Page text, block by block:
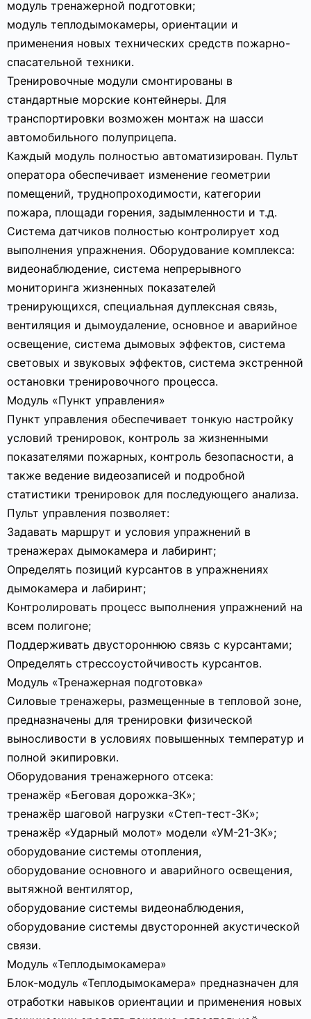
модуль тренажерной подготовки;
модуль теплодымокамеры, ориентации и
применения новых технических средств пожарно-
спасательной техники.
Тренировочные модули смонтированы в
стандартные морские контейнеры. Для
транспортировки возможен монтаж на шасси
автомобильного полуприцепа.
Каждый модуль полностью автоматизирован. Пульт
оператора обеспечивает изменение геометрии
помещений, труднопроходимости, категории
пожара, площади горения, задымленности и т.д.
Система датчиков полностью контролирует ход
выполнения упражнения. Оборудование комплекса:
видеонаблюдение, система непрерывного
мониторинга жизненных показателей
тренирующихся, специальная дуплексная связь,
вентиляция и дымоудаление, основное и аварийное
освещение, система дымовых эффектов, система
световых и звуковых эффектов, система экстренной
остановки тренировочного процесса.
Модуль «Пункт управления»
Пункт управления обеспечивает тонкую настройку
условий тренировок, контроль за жизненными
показателями пожарных, контроль безопасности, а
также ведение видеозаписей и подробной
статистики тренировок для последующего анализа.
Пульт управления позволяет:
Задавать маршрут и условия упражнений в
тренажерах дымокамера и лабиринт;
Определять позиций курсантов в упражнениях
дымокамера и лабиринт;
Контролировать процесс выполнения упражнений на
всем полигоне;
Поддерживать двустороннюю связь с курсантами;
Определять стрессоустойчивость курсантов.
Модуль «Тренажерная подготовка»
Силовые тренажеры, размещенные в тепловой зоне,
предназначены для тренировки физической
выносливости в условиях повышенных температур и
полной экипировки.
Оборудования тренажерного отсека:
тренажёр «Беговая дорожка-ЗК»;
тренажёр шаговой нагрузки «Степ-тест-ЗК»;
тренажёр «Ударный молот» модели «УМ-21-ЗК»;
оборудование системы отопления,
оборудование основного и аварийного освещения,
вытяжной вентилятор,
оборудование системы видеонаблюдения,
оборудование системы двусторонней акустической
связи.
Модуль «Теплодымокамера»
Блок-модуль «Теплодымокамера» предназначен для
отработки навыков ориентации и применения новых